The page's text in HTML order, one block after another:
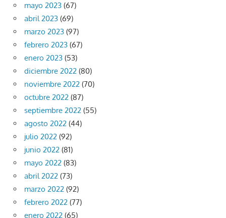
mayo 2023 (67)
abril 2023 (69)
marzo 2023 (97)
febrero 2023 (67)
enero 2023 (53)
diciembre 2022 (80)
noviembre 2022 (70)
octubre 2022 (87)
septiembre 2022 (55)
agosto 2022 (44)
julio 2022 (92)
junio 2022 (81)
mayo 2022 (83)
abril 2022 (73)
marzo 2022 (92)
febrero 2022 (77)
enero 2022 (65)